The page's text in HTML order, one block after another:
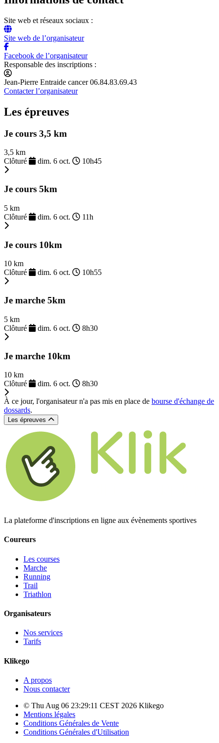
Site web et réseaux sociaux :
Site web de l’organisateur
Facebook de l’organisateur
Responsable des inscriptions :
Jean-Pierre Entraide cancer 06.84.83.69.43
Contacter l’organisateur
Les épreuves
Je cours 3,5 km
3,5 km
Clôturé
dim. 6 oct. 10h45
Je cours 5km
5 km
Clôturé
dim. 6 oct. 11h
Je cours 10km
10 km
Clôturé
dim. 6 oct. 10h55
Je marche 5km
5 km
Clôturé
dim. 6 oct. 8h30
Je marche 10km
10 km
Clôturé
dim. 6 oct. 8h30
À ce jour, l'organisateur n'a pas mis en place de bourse d'échange de
dossards.
Les épreuves
La plateforme d'inscriptions en ligne aux évènements sportives
Coureurs
Les courses
Marche
Running
Trail
Triathlon
Organisateurs
Nos services
Tarifs
Klikego
A propos
Nous contacter
© Thu Aug 06 23:29:11 CEST 2026 Klikego
Mentions légales
Conditions Générales de Vente
Conditions Générales d'Utilisation